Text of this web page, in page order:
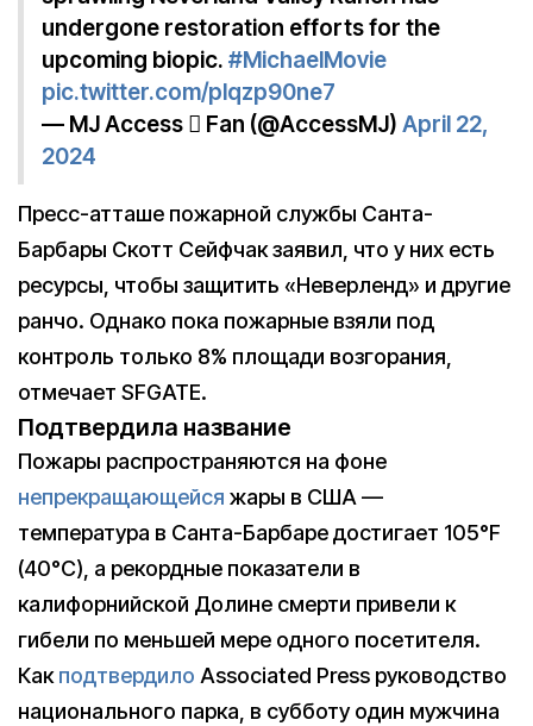
undergone restoration efforts for the
upcoming biopic. #MichaelMovie
pic.twitter.com/plqzp90ne7
— MJ Access  Fan (@AccessMJ) April 22,
2024
Пресс-атташе пожарной службы Санта-
Барбары Скотт Сейфчак заявил, что у них есть
ресурсы, чтобы защитить «Неверленд» и другие
ранчо. Однако пока пожарные взяли под
контроль только 8% площади возгорания,
отмечает SFGATE.
Подтвердила название
Пожары распространяются на фоне
непрекращающейся жары в США —
температура в Санта-Барбаре достигает 105°F
(40°C), а рекордные показатели в
калифорнийской Долине смерти привели к
гибели по меньшей мере одного посетителя.
Какподтвердило Associated Press руководство
национального парка, в субботу один мужчина